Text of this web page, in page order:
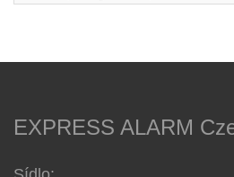
EXPRESS ALARM